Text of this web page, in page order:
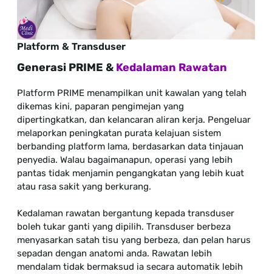
Platform & Transduser
Generasi PRIME & Kedalaman Rawatan
Platform PRIME menampilkan unit kawalan yang telah
dikemas kini, paparan pengimejan yang
dipertingkatkan, dan kelancaran aliran kerja. Pengeluar
melaporkan peningkatan purata kelajuan sistem
berbanding platform lama, berdasarkan data tinjauan
penyedia. Walau bagaimanapun, operasi yang lebih
pantas tidak menjamin pengangkatan yang lebih kuat
atau rasa sakit yang berkurang.
Kedalaman rawatan bergantung kepada transduser
boleh tukar ganti yang dipilih. Transduser berbeza
menyasarkan satah tisu yang berbeza, dan pelan harus
sepadan dengan anatomi anda. Rawatan lebih
mendalam tidak bermaksud ia secara automatik lebih